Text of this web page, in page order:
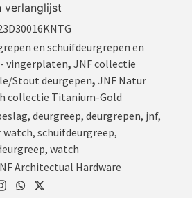
verlanglijst
en schuifdeurgrepen en
vingerplaten, JNF collectie
Stout deurgepen, JNF Natur
collectie Titanium-Gold
, deurgreep, deurgrepen, jnf,
watch, schuifdeurgreep,
, watch
Architectual Hardware